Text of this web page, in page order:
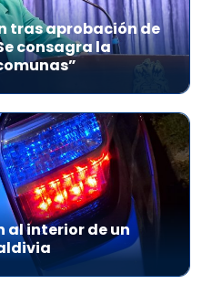
tras aprobación de
consagra la
interior de un